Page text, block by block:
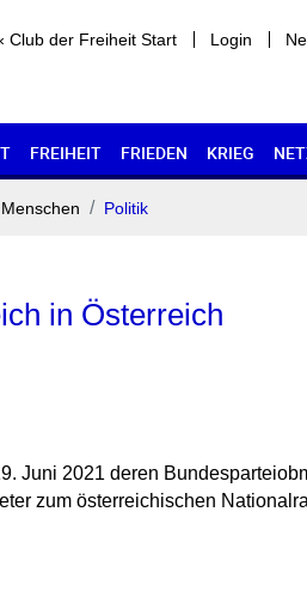
Club der Freiheit Start Login
FREIHEIT FRIEDEN KRIEG
Menschen Politik
in Österreich
Juni 2021 deren
zum österreichischen